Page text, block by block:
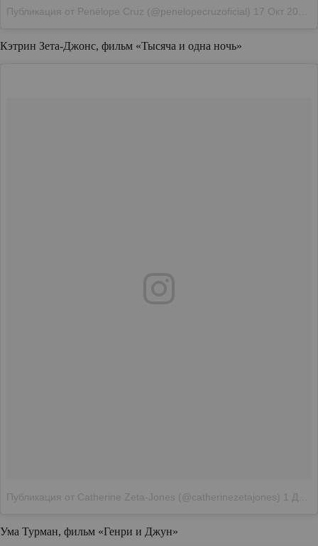
Публикация от Penélope Cruz (@penelopecruzoficial) 17 Окт 2017 в 1:00 PDT
Кэтрин Зета-Джонс, фильм «Тысяча и одна ночь»
Публикация от Catherine Zeta-Jones (@catherinezetajones) 1 Дек 2016 в 9:14 PST
Ума Турман, фильм «Генри и Джун»